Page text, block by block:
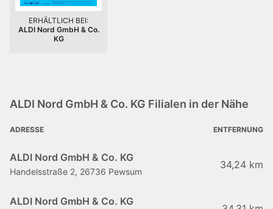
ERHÄLTLICH BEI:
ALDI Nord GmbH & Co.
KG
ALDI Nord GmbH & Co. KG Filialen in der Nähe
ADRESSE ENTFERNUNG
ALDI Nord GmbH & Co. KG
Handelsstraße 2, 26736 Pewsum
34,24 km
ALDI Nord GmbH & Co. KG